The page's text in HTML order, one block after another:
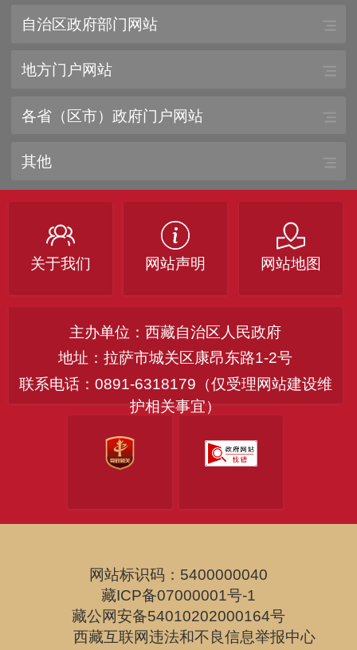
自治区政府部门网站
地方门户网站
各省（区市）政府门户网站
其他
关于我们 网站声明 网站地图
主办单位：西藏自治区人民政府
地址：拉萨市城关区康昂东路1-2号
联系电话：0891-6318179（仅受理网站建设维
护相关事宜）
网站标识码：5400000040
藏ICP备07000001号-1
藏公网安备54010202000164号
西藏互联网违法和不良信息举报中心